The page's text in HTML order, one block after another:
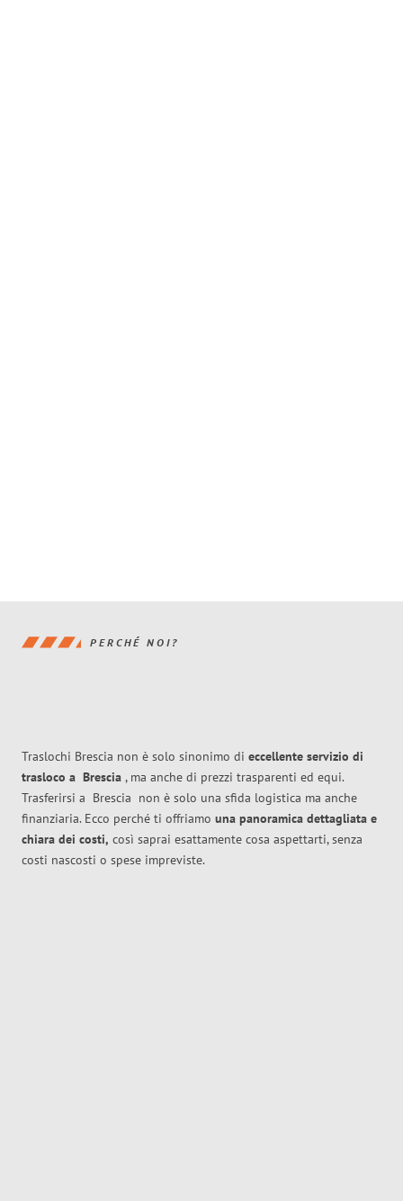
PERCHÉ NOI?
Traslochi Brescia non è solo sinonimo di eccellente servizio di
trasloco a Brescia , ma anche di prezzi trasparenti ed equi.
Trasferirsi a Brescia non è solo una sfida logistica ma anche
finanziaria. Ecco perché ti offriamo una panoramica dettagliata e
chiara dei costi, così saprai esattamente cosa aspettarti, senza
costi nascosti o spese impreviste.